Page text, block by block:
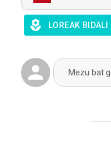
LOREAK BIDALI
Mezu bat